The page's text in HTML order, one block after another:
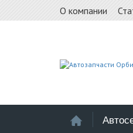
О компании